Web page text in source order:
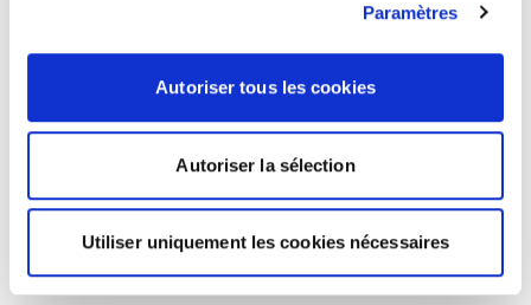
Paramètres
Autoriser tous les cookies
Autoriser la sélection
Utiliser uniquement les cookies nécessaires